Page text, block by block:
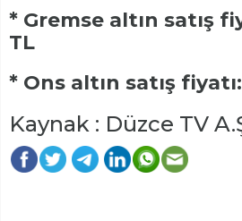
* Gremse altın satış
TL
* Ons altın satış
Kaynak : Düzce TV